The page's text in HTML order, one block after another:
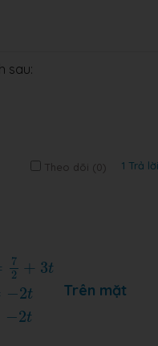
sau:
Theo dõi (0) 1 Trả lời
7
2 + 3t
−2t
−2t
ty 2
Trên mặt